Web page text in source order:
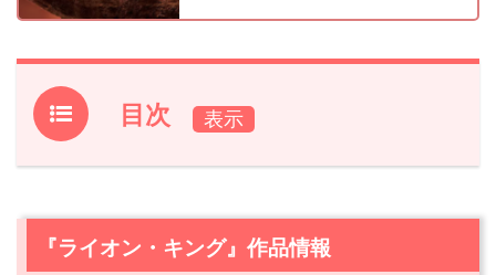
目次
1.『ライオン・キング』作品情報
2.1『ライオン・キング』は王の座をめぐる誇り高き戦いの
『ライオン・キング』作品情報